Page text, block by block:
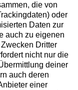
die von
oder
Daten zur
auch zu eigenen
Dritter
nicht nur die
deiner
auch deren
einer